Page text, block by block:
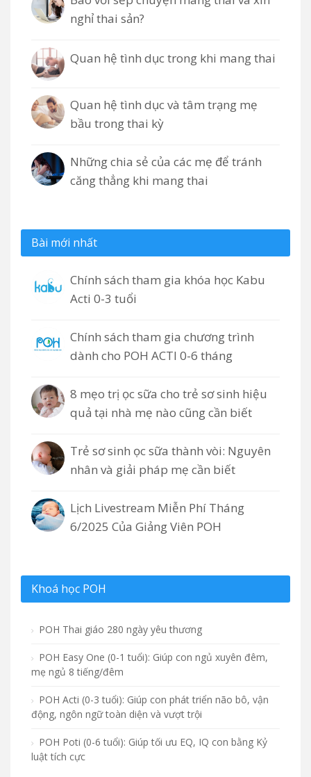
nghỉ thai sản?
Quan hệ tình dục trong khi mang thai
Quan hệ tình dục và tâm trạng mẹ
bầu trong thai kỳ
Những chia sẻ của các mẹ để tránh
căng thẳng khi mang thai
Bài mới nhất
Chính sách tham gia khóa học Kabu
Acti 0-3 tuổi
Chính sách tham gia chương trình
dành cho POH ACTI 0-6 tháng
8 mẹo trị ọc sữa cho trẻ sơ sinh hiệu
quả tại nhà mẹ nào cũng cần biết
Trẻ sơ sinh ọc sữa thành vòi: Nguyên
nhân và giải pháp mẹ cần biết
Lịch Livestream Miễn Phí Tháng
6/2025 Của Giảng Viên POH
Khoá học POH
POH Thai giáo 280 ngày yêu thương
POH Easy One (0-1 tuổi): Giúp con ngủ xuyên đêm,
mẹ ngủ 8 tiếng/đêm
POH Acti (0-3 tuổi): Giúp con phát triển não bô, vận
động, ngôn ngữ toàn diện và vượt trội
POH Poti (0-6 tuổi): Giúp tối ưu EQ, IQ con bằng Kỷ
luật tích cực